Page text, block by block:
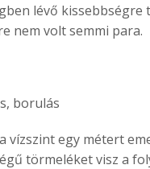
lévő
nem volt semmi para.
vízszint egy métert
törmeléket visz a